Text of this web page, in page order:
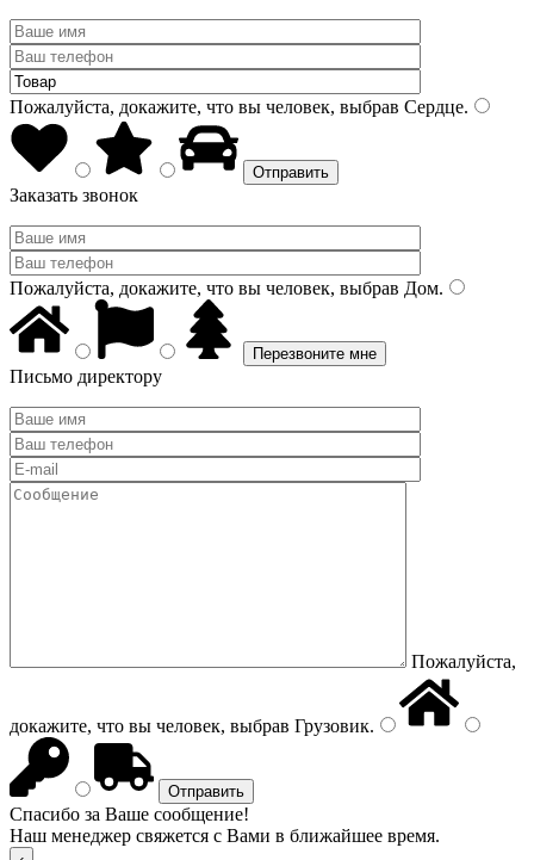
Пожалуйста, докажите, что вы человек, выбрав Сердце.
Заказать звонок
Пожалуйста, докажите, что вы человек, выбрав Дом.
Письмо директору
Пожалуйста,
докажите, что вы человек, выбрав Грузовик.
Спасибо за Ваше сообщение!
Наш менеджер свяжется с Вами в ближайшее время.